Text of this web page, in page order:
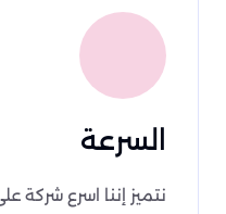
السرعة
نتميز إننا اسرع شركة